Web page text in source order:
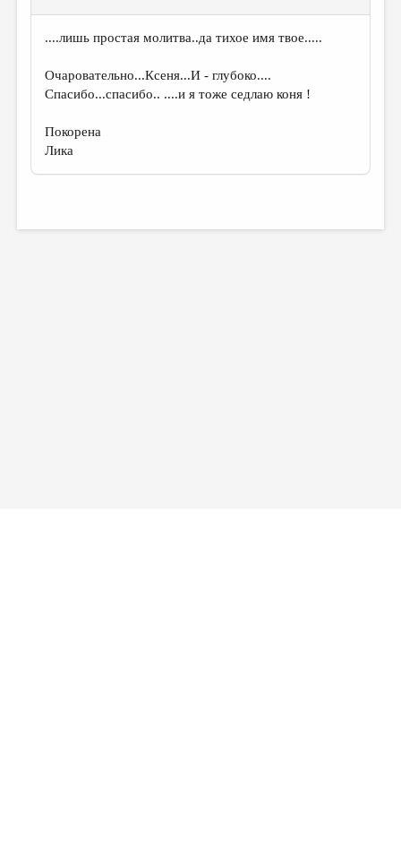
....лишь простая молитва..да тихое имя твое.....
Очаровательно...Ксеня...И - глубоко....
Спасибо...спасибо.. ....и я тоже седлаю коня !
Покорена
Лика